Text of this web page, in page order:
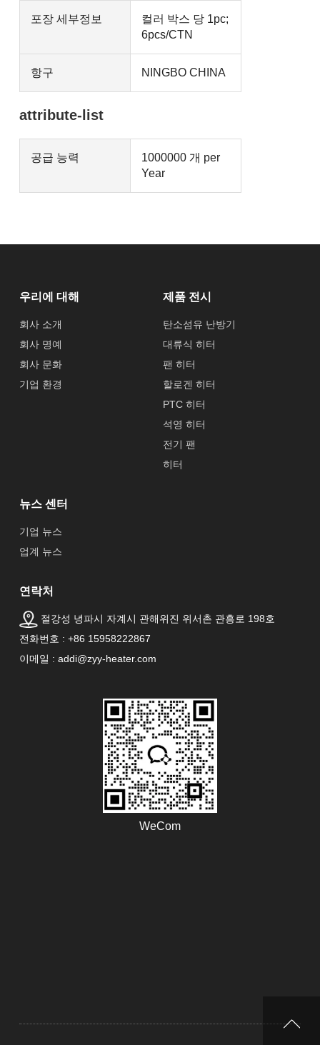
포장 세부정보
컬러 박스 당 1pc;
6pcs/CTN
항구 NINGBO CHINA
attribute-list
공급 능력
1000000 개 per
Year
우리에 대해
회사 소개
회사 명예
회사 문화
기업 환경
제품 전시
탄소섬유 난방기
대류식 히터
팬 히터
할로겐 히터
PTC 히터
석영 히터
전기 팬
히터
뉴스 센터
기업 뉴스
업계 뉴스
연락처
절강성 녕파시 자계시 관해위진 위서촌 관흥로 198호
전화번호 : +86 15958222867
이메일 : addi@zyy-heater.com
WeCom